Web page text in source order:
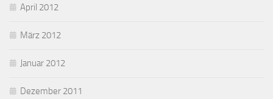
April 2012
März 2012
Januar 2012
Dezember 2011